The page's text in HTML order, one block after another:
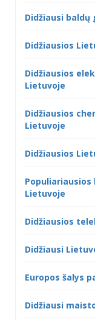
Didžiausi
Didžiausios
Didžiausios
Lietuvoje
Didžiausios
Lietuvoje
Didžiausios
Lietuvoje
Didžiausios
Didžiausi
Europos šalys
Didžiausi